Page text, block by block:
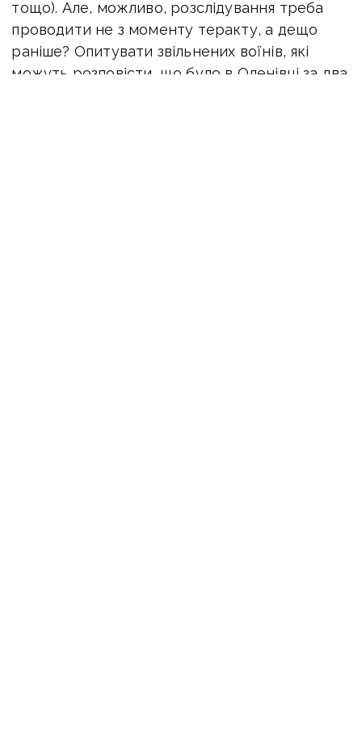
тощо). Але, можливо, розслідування треба
проводити не з моменту теракту, а дещо
раніше? Опитувати звільнених воїнів, які
можуть розповісти, що було в Оленівці за два